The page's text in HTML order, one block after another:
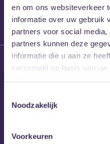
en om ons websiteverkeer
informatie over uw gebruik
partners voor social
partners kunnen deze
informatie die u aan ze
verzameld op basis van
Noodzakelijk
Voorkeuren